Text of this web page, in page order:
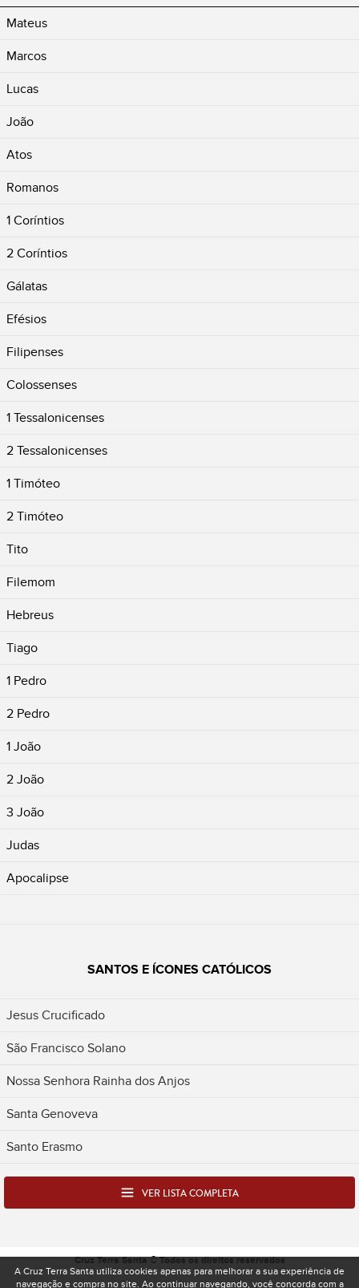
Mateus
Marcos
Lucas
João
Atos
Romanos
1 Coríntios
2 Coríntios
Gálatas
Efésios
Filipenses
Colossenses
1 Tessalonicenses
2 Tessalonicenses
1 Timóteo
2 Timóteo
Tito
Filemom
Hebreus
Tiago
1 Pedro
2 Pedro
1 João
2 João
3 João
Judas
Apocalipse
SANTOS E ÍCONES CATÓLICOS
Jesus Crucificado
São Francisco Solano
Nossa Senhora Rainha dos Anjos
Santa Genoveva
Santo Erasmo
VER LISTA COMPLETA
Cruz Terra Santa © Todos os direitos reservados
A Cruz Terra Santa utiliza cookies apenas para melhorar a sua experiência de
navegação e compra no site. Ao continuar navegando, você concorda com a